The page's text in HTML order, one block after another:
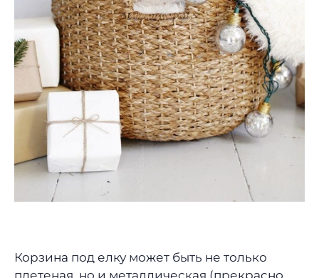
Корзина под елку может быть не только